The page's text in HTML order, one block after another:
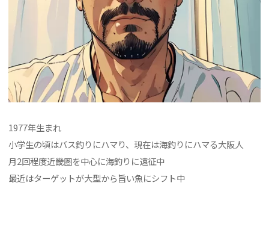
1977年生まれ
小学生の頃はバス釣りにハマり、現在は海釣りにハマる大阪人
月2回程度近畿圏を中心に海釣りに遠征中
最近はターゲットが大型から旨い魚にシフト中